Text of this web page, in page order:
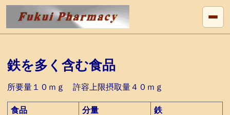
鉄を多く含む食品
所要量１０ｍｇ 許容上限摂取量４０ｍｇ
食品 分量
鉄